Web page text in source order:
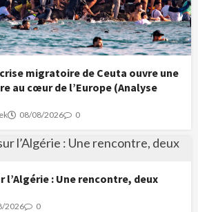
migratoire de Ceuta ouvre une
au cœur de l’Europe (Analyse
08/08/2026 0
l’Algérie : Une rencontre, deux
2026 0